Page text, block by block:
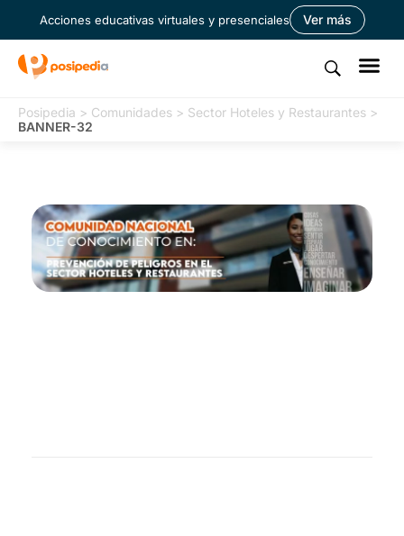
Acciones educativas virtuales y presenciales Ver más
Posipedia > Comunidades > Sector Hoteles y Restaurantes >
BANNER-32